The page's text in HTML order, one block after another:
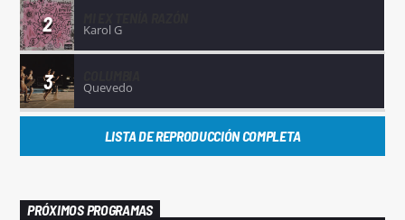
2 Karol G
3 Quevedo
LISTA DE REPRODUCCIÓN COMPLETA
PRÓXIMOS PROGRAMAS